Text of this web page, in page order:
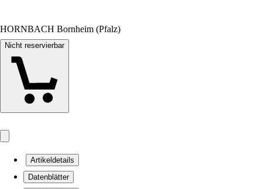
HORNBACH Bornheim (Pfalz)
Nicht reservierbar
Artikeldetails
Datenblätter